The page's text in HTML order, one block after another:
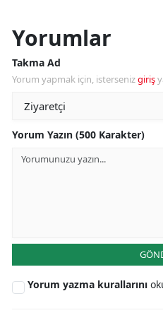
Yorumlar
Takma Ad
Yorum yapmak için, istersenizgiriş
Yorum Yazın (500 Karakter)
Yorum yazma kurallarını